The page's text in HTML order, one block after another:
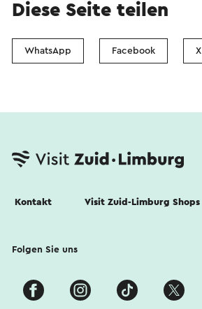
Diese Seite teilen
WhatsApp Facebook X
Kontakt Visit Zuid-Limburg Shops
Folgen Sie uns